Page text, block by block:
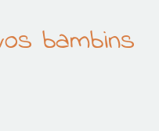
bambins